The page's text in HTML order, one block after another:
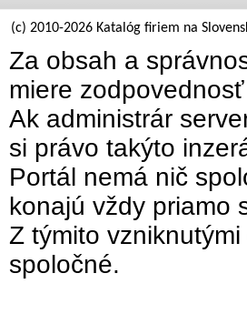
(c) 2010-2026 Katalóg firiem na
Za obsah a
miere
Ak administrár
si právo takýto
Portál nemá nič
konajú vždy priamo
Z týmito
spoločné.